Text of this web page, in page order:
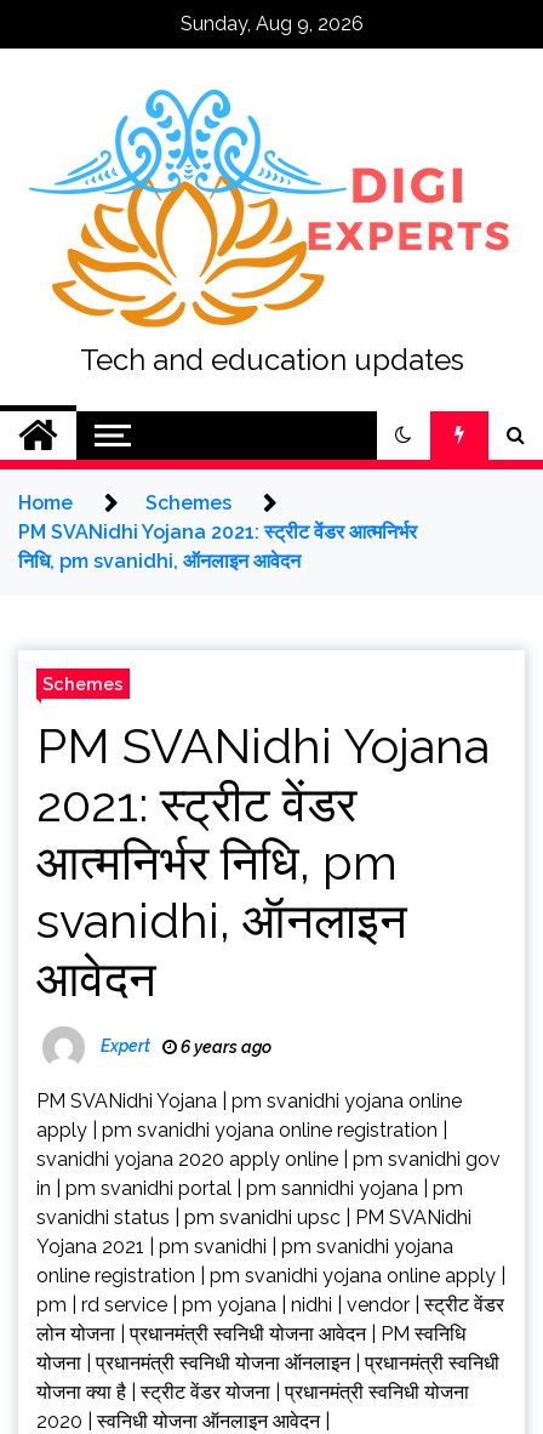
Sunday, Aug 9, 2026
Tech and education updates
Home
Schemes
PM SVANidhi Yojana 2021: स्ट्रीट वेंडर आत्मनिर्भर
निधि, pm svanidhi, ऑनलाइन आवेदन
Schemes
PM SVANidhi Yojana
2021: स्ट्रीट वेंडर
आत्मनिर्भर निधि, pm
svanidhi, ऑनलाइन
आवेदन
Expert 6 years ago
PM SVANidhi Yojana | pm svanidhi yojana online
apply | pm svanidhi yojana online registration |
svanidhi yojana 2020 apply online | pm svanidhi gov
in | pm svanidhi portal | pm sannidhi yojana | pm
svanidhi status | pm svanidhi upsc | PM SVANidhi
Yojana 2021 | pm svanidhi | pm svanidhi yojana
online registration | pm svanidhi yojana online apply |
pm | rd service | pm yojana | nidhi | vendor | स्ट्रीट वेंडर
लोन योजना | प्रधानमंत्री स्वनिधी योजना आवेदन | PM स्वनिधि
योजना | प्रधानमंत्री स्वनिधी योजना ऑनलाइन | प्रधानमंत्री स्वनिधी
योजना क्या है | स्ट्रीट वेंडर योजना | प्रधानमंत्री स्वनिधी योजना
2020 | स्वनिधी योजना ऑनलाइन आवेदन |